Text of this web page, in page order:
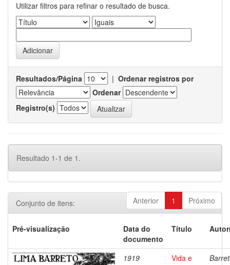
Utilizar filtros para refinar o resultado de busca.
Resultados/Página | Ordenar registros por
Ordenar
Registro(s)
Resultado 1-1 de 1.
Anterior 1 Próximo
Conjunto de itens:
Pré-visualização
Data do
documento
Título
1919
Vida e